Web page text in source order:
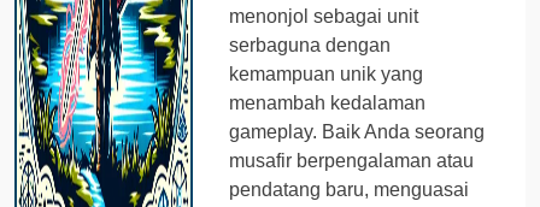
menonjol sebagai unit
serbaguna dengan
kemampuan unik yang
menambah kedalaman
gameplay. Baik Anda seorang
musafir berpengalaman atau
pendatang baru, menguasai